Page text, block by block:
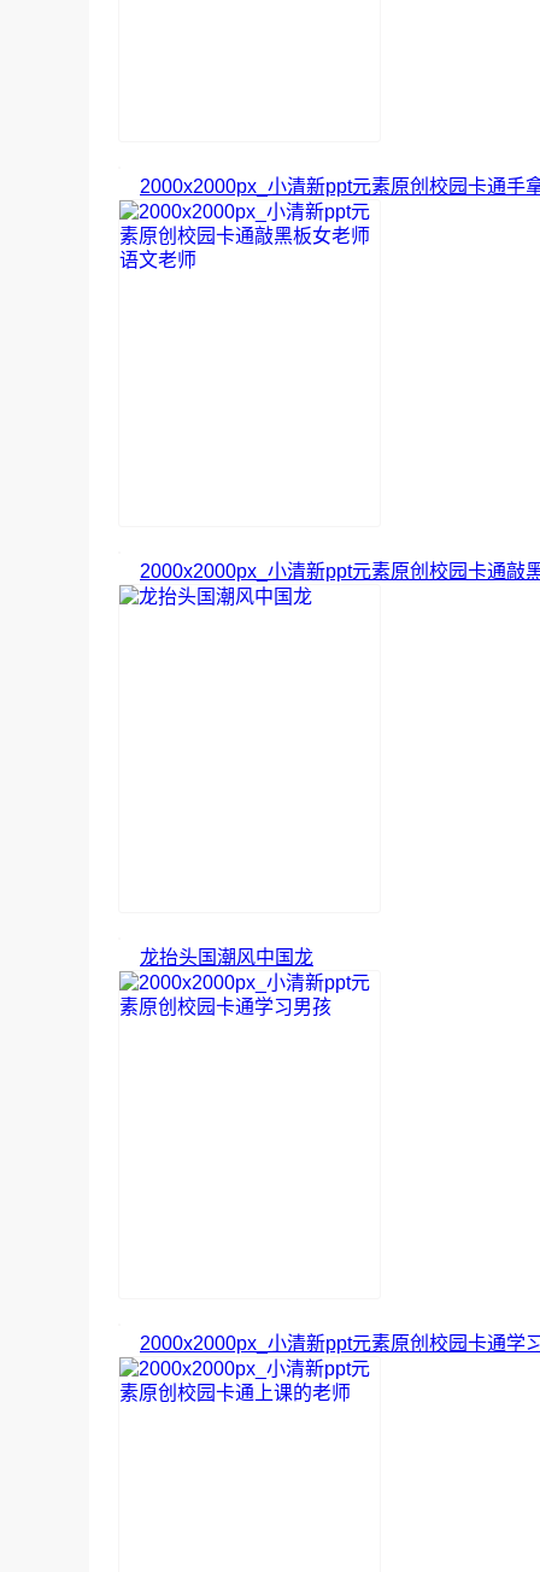
2000x2000px_小清新ppt元素原创校园卡通手
2000x2000px_小清新ppt元素原创校园卡通敲
龙抬头国潮风中国龙
2000x2000px_小清新ppt元素原创校园卡通学